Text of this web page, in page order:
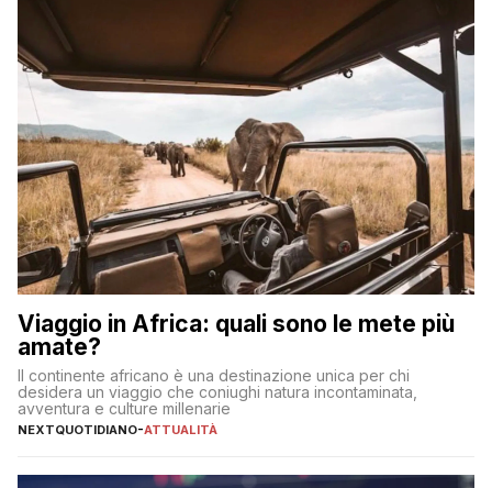
Viaggio in Africa: quali sono le mete più
amate?
Il continente africano è una destinazione unica per chi
desidera un viaggio che coniughi natura incontaminata,
avventura e culture millenarie
NEXTQUOTIDIANO-ATTUALITÀ